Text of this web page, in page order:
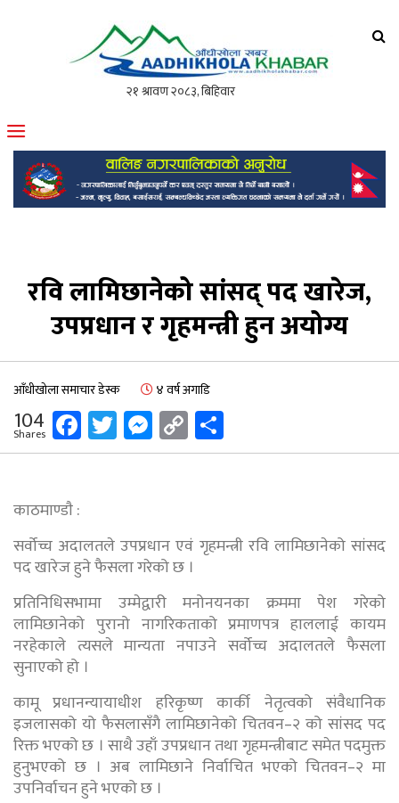
मोफसलकै लोकप्रिय अनलाइन पत्रिका
रवि लामिछानेको सांसद् पद खारेज,
उपप्रधान र गृहमन्त्री हुन अयोग्य
आँधीखोला समाचार डेस्क ४ वर्ष अगाडि
104
Shares Facebook
Twitter
Messenger
Copy
Link
काठमाण्डाै :
सर्वोच्च अदालतले उपप्रधान एवं गृहमन्त्री रवि लामिछानेको सांसद
पद खारेज हुने फैसला गरेको छ ।
प्रतिनिधिसभामा उम्मेद्वारी मनोनयनका क्रममा पेश गरेको
लामिछानेको पुरानो नागरिकताको प्रमाणपत्र हाललाई कायम
नरहेकाले त्यसले मान्यता नपाउने सर्वोच्च अदालतले फैसला
सुनाएको हो ।
कामू प्रधानन्यायाधीश हरिकृष्ण कार्की नेतृत्वको संवैधानिक
इजलासको यो फैसलासँगै लामिछानेको चितवन–२ को सांसद पद
रिक्त भएको छ । साथै उहाँ उपप्रधान तथा गृहमन्त्रीबाट समेत पदमुक्त
हुनुभएको छ । अब लामिछाने निर्वाचित भएको चितवन–२ मा
उपनिर्वाचन हुने भएको छ ।